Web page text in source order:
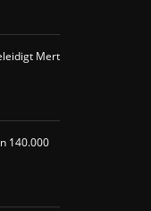
Mert
140.000